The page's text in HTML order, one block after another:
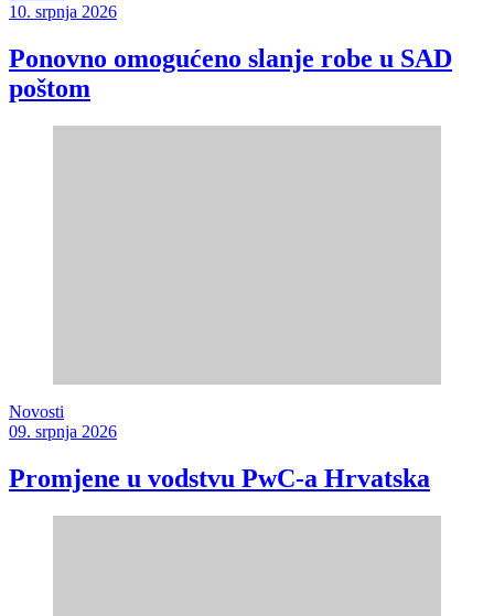
10. srpnja 2026
Ponovno omogućeno slanje robe u SAD
poštom
Novosti
09. srpnja 2026
Promjene u vodstvu PwC-a Hrvatska